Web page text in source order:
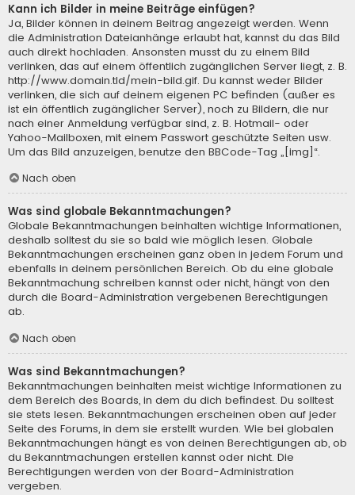
Kann ich Bilder in meine Beiträge einfügen?
Ja, Bilder können in deinem Beitrag angezeigt werden. Wenn
die Administration Dateianhänge erlaubt hat, kannst du das Bild
auch direkt hochladen. Ansonsten musst du zu einem Bild
verlinken, das auf einem öffentlich zugänglichen Server liegt, z. B.
http://www.domain.tld/mein-bild.gif. Du kannst weder Bilder
verlinken, die sich auf deinem eigenen PC befinden (außer es
ist ein öffentlich zugänglicher Server), noch zu Bildern, die nur
nach einer Anmeldung verfügbar sind, z. B. Hotmail- oder
Yahoo-Mailboxen, mit einem Passwort geschützte Seiten usw.
Um das Bild anzuzeigen, benutze den BBCode-Tag „[img]“.
Nach oben
Was sind globale Bekanntmachungen?
Globale Bekanntmachungen beinhalten wichtige Informationen,
deshalb solltest du sie so bald wie möglich lesen. Globale
Bekanntmachungen erscheinen ganz oben in jedem Forum und
ebenfalls in deinem persönlichen Bereich. Ob du eine globale
Bekanntmachung schreiben kannst oder nicht, hängt von den
durch die Board-Administration vergebenen Berechtigungen
ab.
Nach oben
Was sind Bekanntmachungen?
Bekanntmachungen beinhalten meist wichtige Informationen zu
dem Bereich des Boards, in dem du dich befindest. Du solltest
sie stets lesen. Bekanntmachungen erscheinen oben auf jeder
Seite des Forums, in dem sie erstellt wurden. Wie bei globalen
Bekanntmachungen hängt es von deinen Berechtigungen ab, ob
du Bekanntmachungen erstellen kannst oder nicht. Die
Berechtigungen werden von der Board-Administration
vergeben.